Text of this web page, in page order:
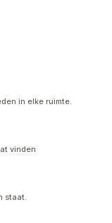
in elke ruimte.
vinden
staat.